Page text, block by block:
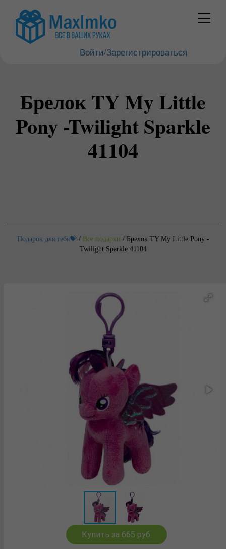
Войти/Зарегистрироваться
Брелок TY My Little
Pony -Twilight Sparkle
41104
Подарок для тебя💝/ Все подарки / Брелок TY My Little Pony -
Twilight Sparkle 41104
Купить за 665 руб.